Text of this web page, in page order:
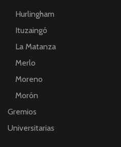
Hurlingham
Ituzaingó
La Matanza
Merlo
Moreno
Morón
Gremios
Universitarias